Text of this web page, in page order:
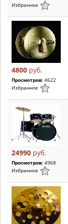
Избранное
4800 руб.
Просмотров: 4622
Избранное
24990 руб.
Просмотров: 4968
Избранное